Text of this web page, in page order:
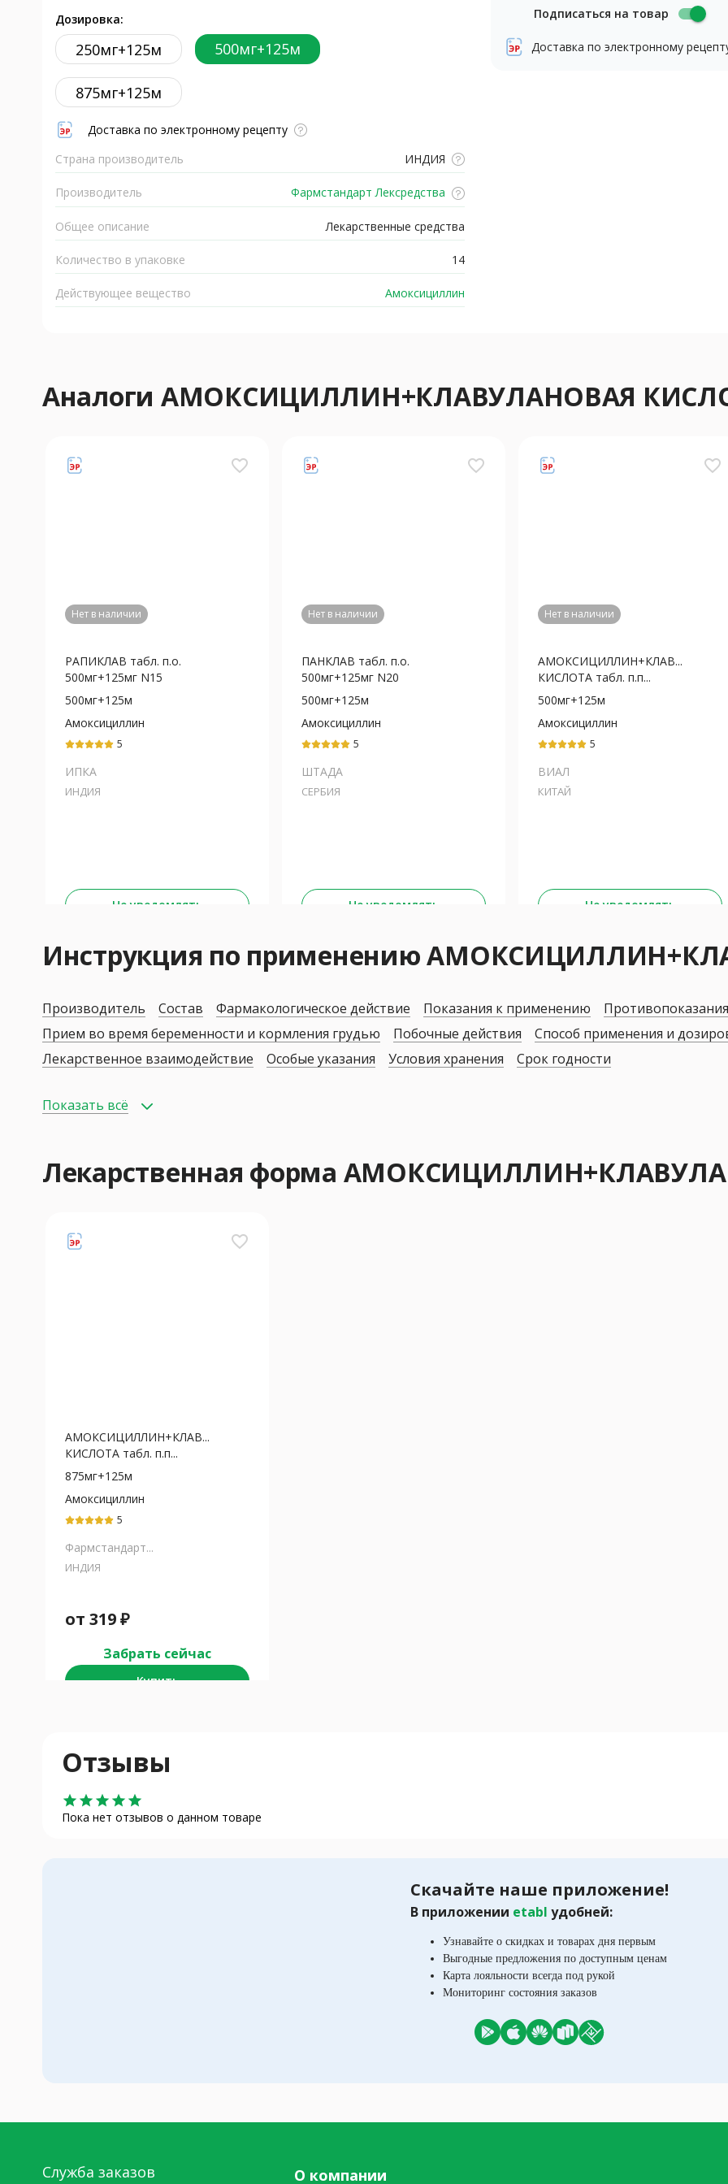
Дозировка:
250мг+125м 500мг+125м
875мг+125м
Доставка по электронному рецепту
Страна производитель
ИНДИЯ
Производитель Фармстандарт Лексредства
Общее описание Лекарственные средства
Количество в упаковке 14
Действующее вещество Амоксициллин
Подписаться на товар
Доставка по электронному
Аналоги АМОКСИЦИЛЛИН+КЛАВУЛАНОВАЯ
favorite_border
Нет в наличии
РАПИКЛАВ табл. п.о.
500мг+125мг N15
500мг+125м
Амоксициллин
5
ИПКА
ИНДИЯ
Не уведомлять
favorite_border
Нет в наличии
ПАНКЛАВ табл. п.о.
500мг+125мг N20
500мг+125м
Амоксициллин
5
ШТАДА
СЕРБИЯ
Не уведомлять
favorite_border
Нет в наличии
АМОКСИЦИЛЛИН+КЛАВ...
КИСЛОТА табл. п.п...
500мг+125м
Амоксициллин
5
ВИАЛ
КИТАЙ
Не уведомлять
Инструкция по применению
Производитель Состав Фармакологическое действие Показания к применению
Противопоказания
Прием во время беременности и кормления грудью
Побочные действия
Способ применения и
Лекарственное взаимодействие
Особые указания Условия хранения Срок годности
Показать всё
Лекарственная форма
favorite_border
АМОКСИЦИЛЛИН+КЛАВ...
КИСЛОТА табл. п.п...
875мг+125м
Амоксициллин
5
Фармстандарт...
ИНДИЯ
от 319₽
Забрать сейчас
Купить
Отзывы
star star star star star
Пока нет отзывов о данном товаре
Скачайте наше приложение!
В приложении etabl удобней:
Узнавайте о скидках и товарах дня первым
Выгодные предложения по доступным ценам
Карта лояльности всегда под рукой
Мониторинг состояния заказов
Служба заказов О компании